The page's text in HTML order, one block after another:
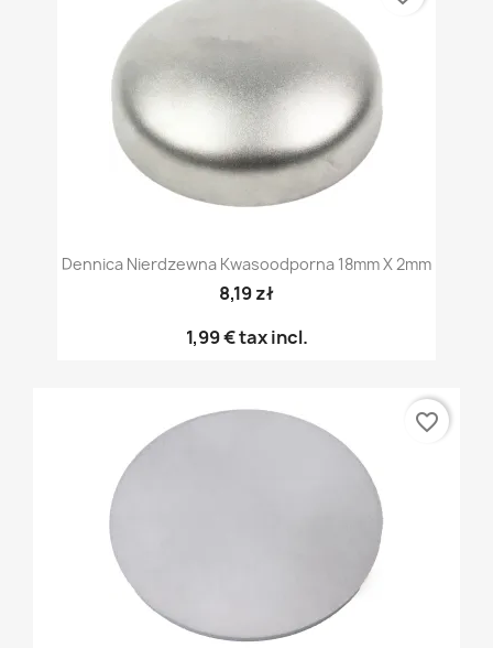
Dennica Nierdzewna Kwasoodporna 18mm X 2mm
8,19 zł
1,99 €tax incl.
favorite_border